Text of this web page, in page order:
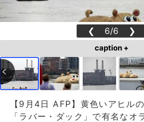
❮ 6/6 ❯
caption +
【9月4日 AFP】黄色いアヒル
「ラバー・ダック」で有名なオ